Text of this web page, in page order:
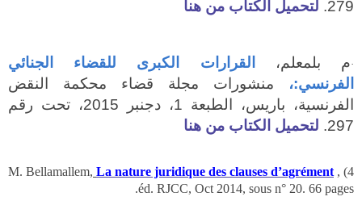
279. لتحميل الكتاب من هنا
·م بلمعلم،
القرارات الكبرى للقضاء الجنائي
الفرنسي:، منشورات مجلة
قضاء محكمة النقض
الفرنسية
، باريس، الطبعة 1، دجنبر 2015، تحت رقم
297. لتحميل الكتاب من هنا
4) M. Bellamallem,
La nature juridique des clauses d’agrément,
éd. RJCC, Oct 2014, sous n° 20. 66 pages.